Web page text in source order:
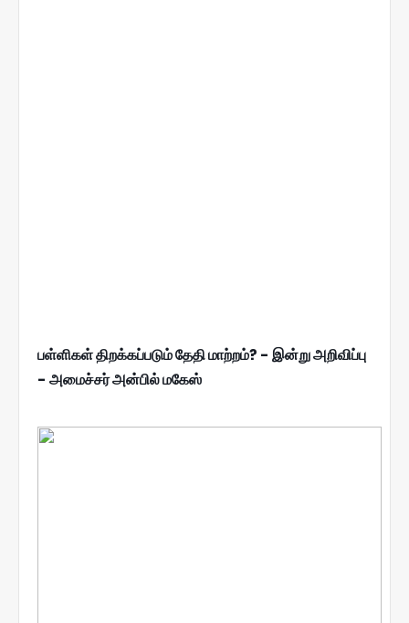
பள்ளிகள் திறக்கப்படும் தேதி மாற்றம்? - இன்று அறிவிப்பு
- அமைச்சர் அன்பில் மகேஸ்